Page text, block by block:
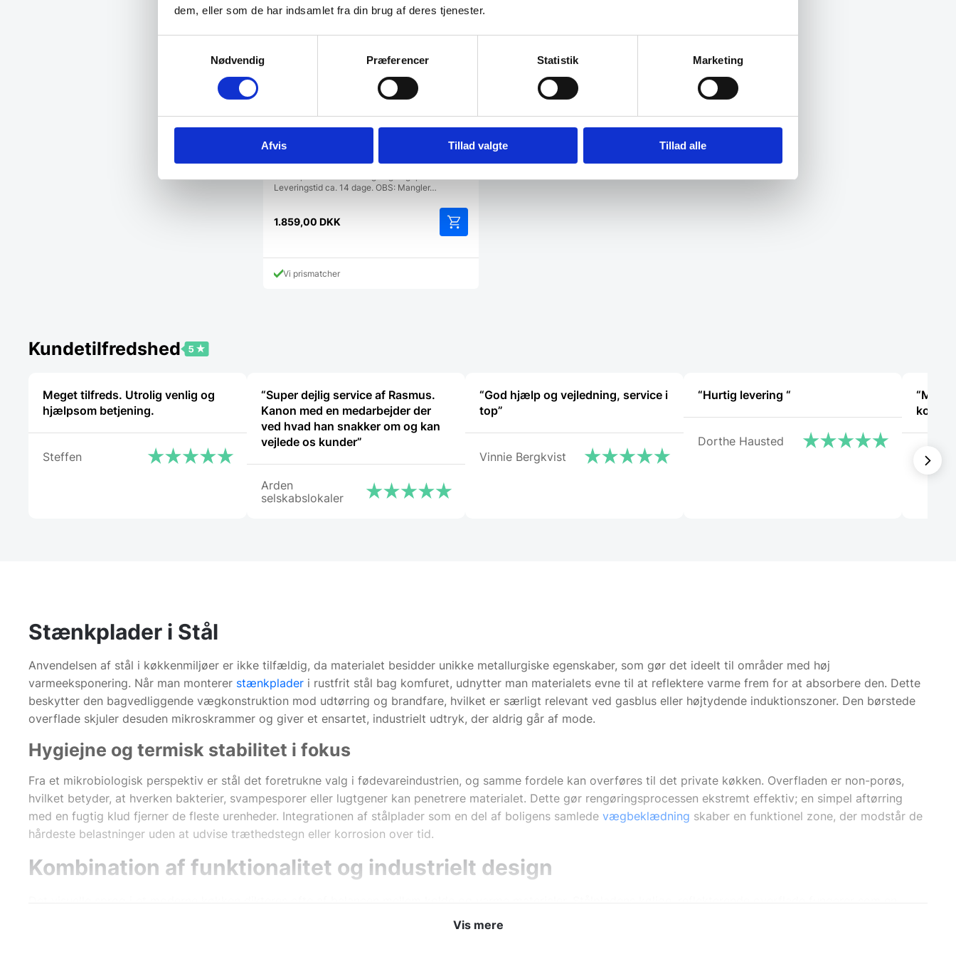
dem, eller som de har indsamlet fra din brug af deres tjenester.
Nødvendig
Præferencer Statistik Marketing
Afvis Tillad valgte Tillad alle
Leveringstid ca. 14 dage. OBS: Mangler…
1.859,00 DKK
Vi prismatcher
Kundetilfredshed
Meget tilfreds. Utrolig venlig og
hjælpsom betjening.
Steffen
“Super dejlig service af Rasmus.
Kanon med en medarbejder der
ved hvad han snakker om og kan
vejlede os kunder”
Arden
selskabslokaler
“God hjælp og vejledning, service i
top”
Vinnie Bergkvist
“Hurtig levering “
Dorthe Hausted
Kirsten
Stænkplader i Stål
Anvendelsen af stål i køkkenmiljøer er ikke tilfældig, da materialet besidder unikke metallurgiske egenskaber, som gør det ideelt til områder med høj
varmeeksponering. Når man monterer stænkplader i rustfrit stål bag komfuret, udnytter man materialets evne til at reflektere varme frem for at absorbere den. Dette
beskytter den bagvedliggende vægkonstruktion mod udtørring og brandfare, hvilket er særligt relevant ved gasblus eller højtydende induktionszoner. Den børstede
overflade skjuler desuden mikroskrammer og giver et ensartet, industrielt udtryk, der aldrig går af mode.
Hygiejne og termisk stabilitet i fokus
Fra et mikrobiologisk perspektiv er stål det foretrukne valg i fødevareindustrien, og samme fordele kan overføres til det private køkken. Overfladen er non-porøs,
hvilket betyder, at hverken bakterier, svampesporer eller lugtgener kan penetrere materialet. Dette gør rengøringsprocessen ekstremt effektiv; en simpel aftørring
med en fugtig klud fjerner de fleste urenheder. Integrationen af stålplader som en del af boligens samlede vægbeklædning skaber en funktionel zone, der modstår de
hårdeste belastninger uden at udvise træthedstegn eller korrosion over tid.
Kombination af funktionalitet og industrielt design
fremragende kontrast til blødere elementer som træ eller filt. Mange arkitekter vælger at kombinere stål ved kogepladen med avancerede
Vis mere